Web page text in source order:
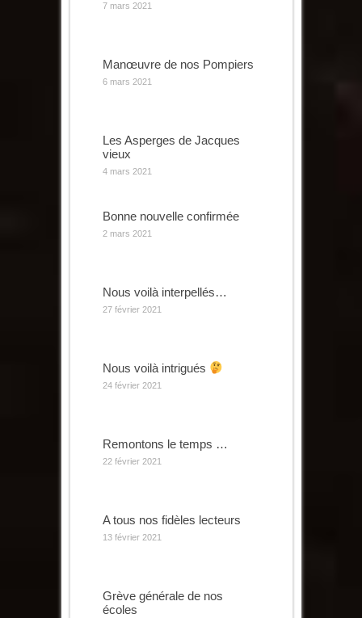
7 mars 2021
Manœuvre de nos Pompiers
6 mars 2021
Les Asperges de Jacques
vieux
4 mars 2021
Bonne nouvelle confirmée
2 mars 2021
Nous voilà interpellés…
27 février 2021
Nous voilà intrigués
24 février 2021
Remontons le temps …
22 février 2021
A tous nos fidèles lecteurs
13 février 2021
Grève générale de nos
écoles